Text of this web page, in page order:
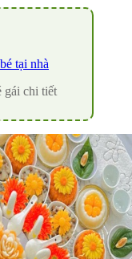
tại nhà
gái chi tiết